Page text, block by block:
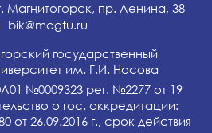
Магнитогорск, пр. Ленина, 38
bik@magtu.ru
государственный
им. Г.И. Носова
№0009323 рег. №2277 от 19
о гос. аккредитации:
от 26.09.2016 г., срок действия